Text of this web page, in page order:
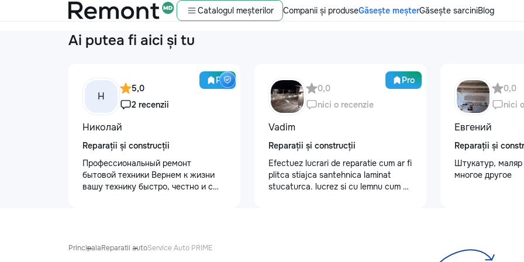
Catalogul meșterilor Companii și produseGăsește meșterGăsește sarciniBlog
Ai putea fi aici și tu
Pro
Н
5,0
2 recenzii
Николай
Reparații și construcții
Профессиональный ремонт
бытовой техники Вернем к жизни
вашу технику быстро, честно и с
течение 1–2 часов после заявки. 📉
Pro
0,0
nici o recenzie
Vadim
Reparații și construcții
Efectuez lucrari de reparatie cum ar fi
plitca stiajca santehnica laminat
stucaturca. lucrez si cu lemnu cum ar
0,0
nici
Евгений
Reparații și
Штукатур, маляр
многое другое
PrincipalaReparatii autoService Auto PRIME